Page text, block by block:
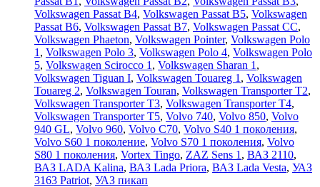
Volkswagen Passat B4, Volkswagen Passat B5, Volkswagen
Passat B6, Volkswagen Passat B7, Volkswagen Passat CC,
Volkswagen Phaeton, Volkswagen Pointer, Volkswagen Polo
1 , Volkswagen Polo 3, Volkswagen Polo 4, Volkswagen Polo
5, Volkswagen Scirocco 1 , Volkswagen Sharan 1 ,
Volkswagen Tiguan I, Volkswagen Touareg 1 , Volkswagen
Touareg 2, Volkswagen Touran, Volkswagen Transporter T2,
Volkswagen Transporter T3, Volkswagen Transporter T4,
Volkswagen Transporter T5, Volvo 740, Volvo 850, Volvo
940 GL, Volvo 960, Volvo C70, Volvo S40 1 поколения,
Volvo S60 1 поколение, Volvo S70 1 поколения, Volvo
S80 1 поколения, Vortex Tingo, ZAZ Sens 1 , ВАЗ 2110,
ВАЗ LADA Kalina, ВАЗ Lada Priora, ВАЗ Lada Vesta, УАЗ
3163 Patriot, УАЗ пикап